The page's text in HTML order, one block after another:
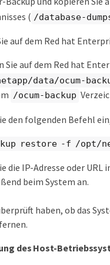
( /database-
auf dem Red hat
Sie auf dem Red hat
data/ocum-
/ocum-backup
den folgenden Befehl
restore -f /opt/
die IP-Adresse oder
beim System an.
haben, ob das
des Host-